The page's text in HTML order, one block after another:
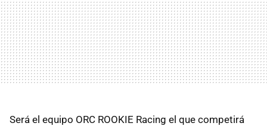
Será el equipo ORC ROOKIE Racing el que competirá